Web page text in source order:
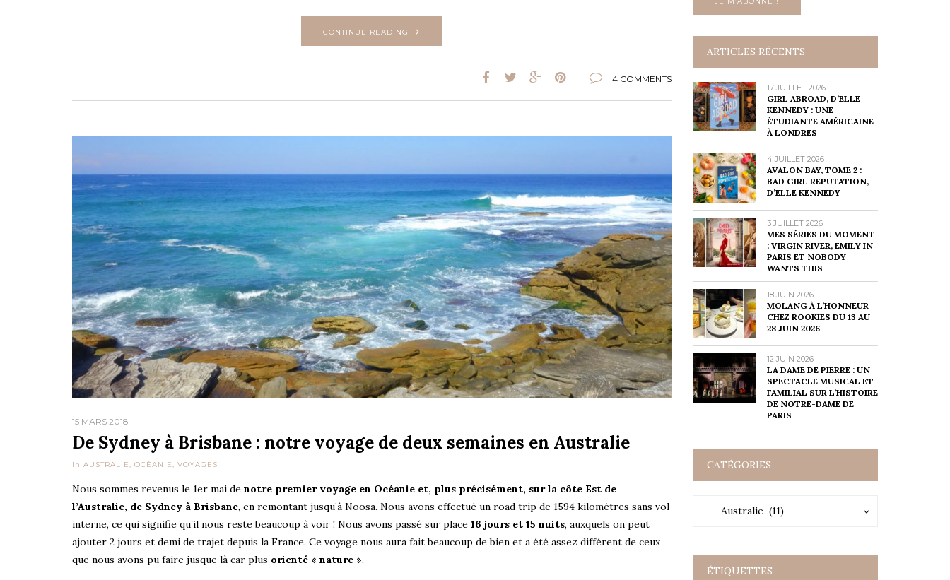
CONTINUE READING
4 COMMENTS
15 MARS 2018
De Sydney à Brisbane : notre voyage de deux semaines en Australie
In AUSTRALIE, OCÉANIE, VOYAGES
Nous sommes revenus le 1er mai de notre premier voyage en Océanie et, plus précisément, sur la côte Est de
l’Australie, de Sydney à Brisbane, en remontant jusqu’à Noosa. Nous avons effectué un road trip de 1594 kilomètres sans vol
interne, ce qui signifie qu’il nous reste beaucoup à voir ! Nous avons passé sur place 16 jours et 15 nuits, auxquels on peut
ajouter 2 jours et demi de trajet depuis la France. Ce voyage nous aura fait beaucoup de bien et a été assez différent de ceux
que nous avons pu faire jusque là car plus orienté « nature ».
ARTICLES RÉCENTS
17 JUILLET 2026
GIRL ABROAD, D’ELLE
KENNEDY : UNE
ÉTUDIANTE AMÉRICAINE
À LONDRES
4 JUILLET 2026
AVALON BAY, TOME 2 :
BAD GIRL REPUTATION,
D’ELLE KENNEDY
3 JUILLET 2026
MES SÉRIES DU MOMENT
: VIRGIN RIVER, EMILY IN
PARIS ET NOBODY
WANTS THIS
18 JUIN 2026
MOLANG À L’HONNEUR
CHEZ ROOKIES DU 13 AU
28 JUIN 2026
12 JUIN 2026
LA DAME DE PIERRE : UN
SPECTACLE MUSICAL ET
FAMILIAL SUR L’HISTOIRE
DE NOTRE-DAME DE
PARIS
CATÉGORIES
Australie (11)
ÉTIQUETTES